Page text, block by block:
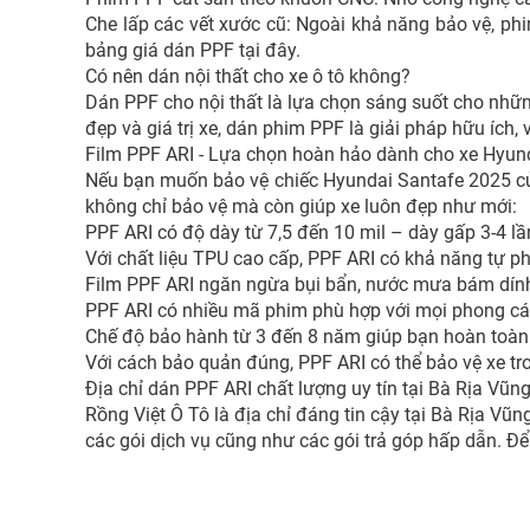
Che lấp các vết xước cũ: Ngoài khả năng bảo vệ,
bảng giá dán PPF tại đây.
Có nên dán nội thất cho xe ô tô không?
Dán PPF cho nội thất là lựa chọn sáng suốt cho
đẹp và giá trị xe, dán phim PPF là giải pháp hữu
Film PPF ARI - Lựa chọn hoàn hảo dành cho xe
Nếu bạn muốn bảo vệ chiếc Hyundai Santafe 2025
không chỉ bảo vệ mà còn giúp xe luôn đẹp như mới:
PPF ARI có độ dày từ 7,5 đến 10 mil – dày gấp 3-4
Với chất liệu TPU cao cấp, PPF ARI có khả năng tự
Film PPF ARI ngăn ngừa bụi bẩn, nước mưa bám
PPF ARI có nhiều mã phim phù hợp với mọi phong
Chế độ bảo hành từ 3 đến 8 năm giúp bạn hoàn
Với cách bảo quản đúng, PPF ARI có thể bảo vệ xe
Địa chỉ dán PPF ARI chất lượng uy tín tại Bà Rịa
Rồng Việt Ô Tô là địa chỉ đáng tin cậy tại Bà Rịa
các gói dịch vụ cũng như các gói trả góp hấp dẫn.